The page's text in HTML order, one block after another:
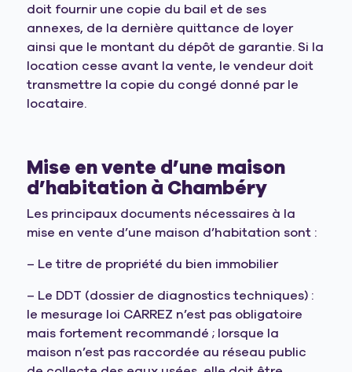
doit fournir une copie du bail et de ses
annexes, de la dernière quittance de loyer
ainsi que le montant du dépôt de garantie. Si la
location cesse avant la vente, le vendeur doit
transmettre la copie du congé donné par le
locataire.
Mise en vente d’une maison
d’habitation à Chambéry
Les principaux documents nécessaires à la
mise en vente d’une maison d’habitation sont :
– Le titre de propriété du bien immobilier
– Le DDT (dossier de diagnostics techniques) :
le mesurage loi CARREZ n’est pas obligatoire
mais fortement recommandé ; lorsque la
maison n’est pas raccordée au réseau public